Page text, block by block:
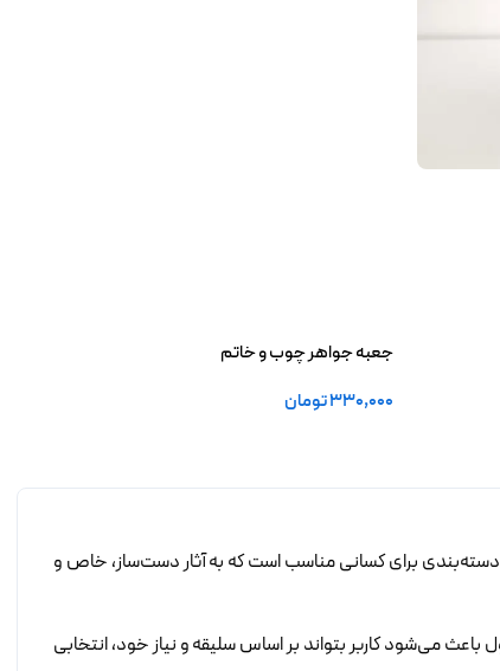
جعبه جواهر چوب و خاتم
330,000تومان
دسته‌بندی برای کسانی مناسب است که به آثار دست‌ساز، خاص و
می‌شود کاربر بتواند بر اساس سلیقه و نیاز خود، انتخابی